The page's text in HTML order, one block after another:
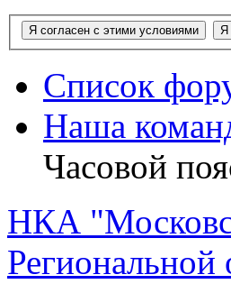
Список
Наша
Часовой
НКА